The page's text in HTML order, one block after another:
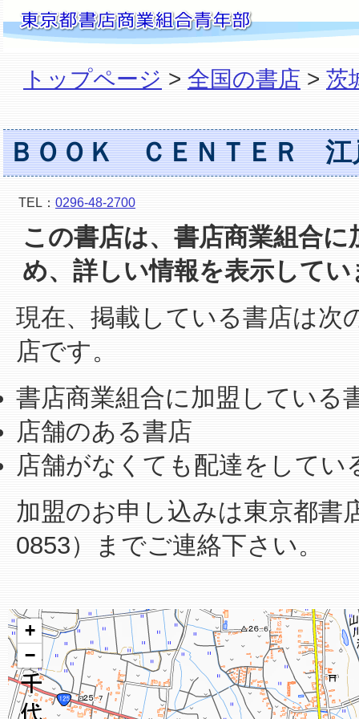
トップページ > 全国の書店 > 茨
ＢＯＯＫ ＣＥＮＴＥＲ 江
TEL： 0296-48-2700
この書店は、書店商業組合
め、詳しい情報を表示して
現在、掲載している書店は次
店です。
書店商業組合に加盟している
店舗のある書店
店舗がなくても配達をしてい
加盟のお申し込みは東京都書
0853）までご連絡下さい。
+
−